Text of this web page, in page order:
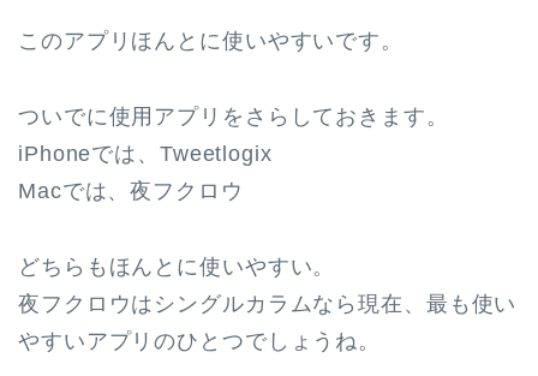
このアプリほんとに使いやすいです。
ついでに使用アプリをさらしておきます。
iPhoneでは、Tweetlogix
Macでは、夜フクロウ
どちらもほんとに使いやすい。
夜フクロウはシングルカラムなら現在、最も使い
やすいアプリのひとつでしょうね。